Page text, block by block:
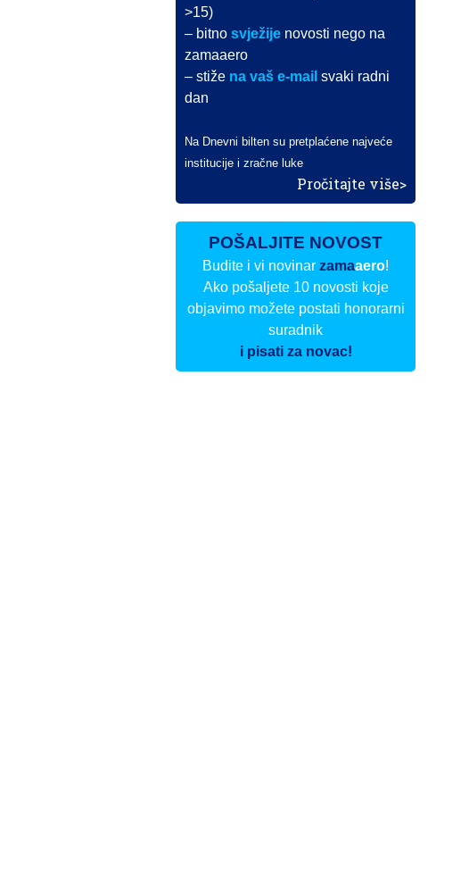
>15)
– bitnosvježije novosti nego na
zamaaero
– stiže na vaš e-mail svaki radni
dan
Na Dnevni bilten su pretplaćene najveće
institucije i zračne luke
Pročitajte više>
POŠALJITE NOVOST
Budite i vi novinarzamaaero!
Ako pošaljete 10 novosti koje
objavimo možete postati honorarni
suradnik
i pisati za novac!